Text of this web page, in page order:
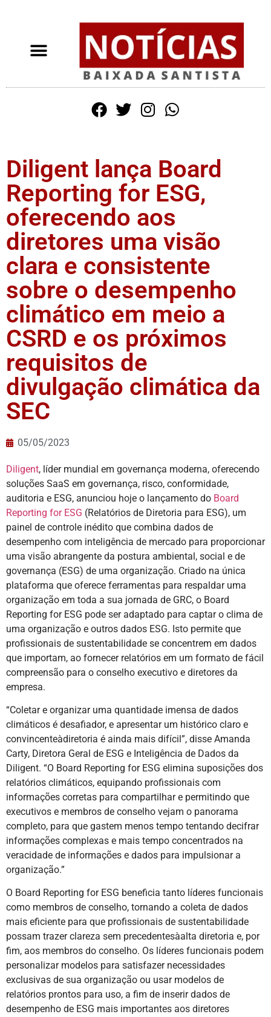
Diligent lança Board
Reporting for ESG,
oferecendo aos
diretores uma visão
clara e consistente
sobre o desempenho
climático em meio a
CSRD e os próximos
requisitos de
divulgação climática da
SEC
05/05/2023
Diligent, líder mundial em governança moderna, oferecendo
soluções SaaS em governança, risco, conformidade,
auditoria e ESG, anunciou hoje o lançamento do Board
Reporting for ESG (Relatórios de Diretoria para ESG), um
painel de controle inédito que combina dados de
desempenho com inteligência de mercado para proporcionar
uma visão abrangente da postura ambiental, social e de
governança (ESG) de uma organização. Criado na única
plataforma que oferece ferramentas para respaldar uma
organização em toda a sua jornada de GRC, o Board
Reporting for ESG pode ser adaptado para captar o clima de
uma organização e outros dados ESG. Isto permite que
profissionais de sustentabilidade se concentrem em dados
que importam, ao fornecer relatórios em um formato de fácil
compreensão para o conselho executivo e diretores da
empresa.
“Coletar e organizar uma quantidade imensa de dados
climáticos é desafiador, e apresentar um histórico claro e
convincenteàdiretoria é ainda mais difícil”, disse Amanda
Carty, Diretora Geral de ESG e Inteligência de Dados da
Diligent. “O Board Reporting for ESG elimina suposições dos
relatórios climáticos, equipando profissionais com
informações corretas para compartilhar e permitindo que
executivos e membros de conselho vejam o panorama
completo, para que gastem menos tempo tentando decifrar
informações complexas e mais tempo concentrados na
veracidade de informações e dados para impulsionar a
organização.”
O Board Reporting for ESG beneficia tanto líderes funcionais
como membros de conselho, tornando a coleta de dados
mais eficiente para que profissionais de sustentabilidade
possam trazer clareza sem precedentesàalta diretoria e, por
fim, aos membros do conselho. Os líderes funcionais podem
personalizar modelos para satisfazer necessidades
exclusivas de sua organização ou usar modelos de
relatórios prontos para uso, a fim de inserir dados de
desempenho de ESG mais importantes aos diretores